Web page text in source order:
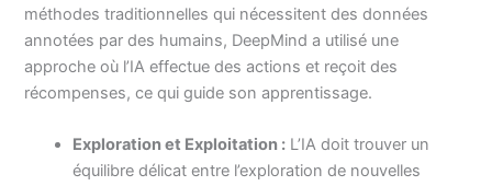
méthodes traditionnelles qui nécessitent des données
annotées par des humains, DeepMind a utilisé une
approche où l’IA effectue des actions et reçoit des
récompenses, ce qui guide son apprentissage.
Exploration et Exploitation : L’IA doit trouver un
équilibre délicat entre l’exploration de nouvelles